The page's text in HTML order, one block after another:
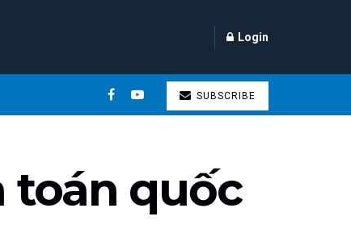
Login
SUBSCRIBE
toán quốc